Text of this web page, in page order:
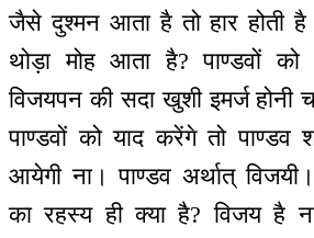
जैसे दुश्मन आता है तो हार होती
थोड़ा मोह आता है? पाण्डवों
विजयपन की सदा खुशी इमर्ज होनी
पाण्डवों को याद करेंगे तो
आयेगी ना। पाण्डव अर्थात्
का रहस्य ही क्या है? विजय है